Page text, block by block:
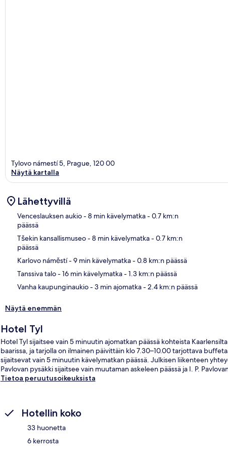
Tylovo námestí 5, Prague, 120 00
Näytä kartalla
Lähettyvillä
Venceslauksen aukio- 8 min kävelymatka- 0.7 km:n
päässä
Tšekin kansallismuseo- 8 min kävelymatka- 0.7 km:n
päässä
Karlovo náměstí- 9 min kävelymatka- 0.8 km:n päässä
Tanssiva talo- 16 min kävelymatka- 1.3 km:n päässä
Vanha kaupunginaukio- 3 min ajomatka- 2.4 km:n päässä
Näytä enemmän
Hotel Tyl
Hotel Tyl sijaitsee vain 5 minuutin ajomatkan päässä kohteista
baarissa, ja tarjolla on ilmainen päivittäin klo 7.30–10.00 tarjottava
sijaitsevat vain 5 minuutin kävelymatkan päässä. Julkisen liikenteen
Pavlovan pysäkki sijaitsee vain muutaman askeleen päässä ja I. P.
Tietoa peruutusoikeuksista
Hotellin koko
33 huonetta
6 kerrosta